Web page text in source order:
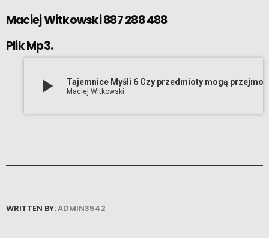
Maciej Witkowski 887 288 488
Plik Mp3.
play_arrow Maciej Witkowski
WRITTEN BY:ADMIN3542